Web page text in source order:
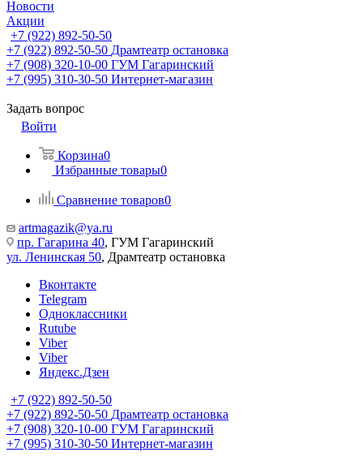
Новости
Акции
+7 (922) 892-50-50
+7 (922) 892-50-50 Драмтеатр остановка
+7 (908) 320-10-00 ГУМ Гагаринский
+7 (995) 310-30-50 Интернет-магазин
Задать вопрос
Войти
Корзина0
Избранные товары0
Сравнение товаров0
artmagazik@ya.ru
пр. Гагарина 40, ГУМ Гагаринский
ул. Ленинская 50, Драмтеатр остановка
Вконтакте
Telegram
Одноклассники
Rutube
Viber
Viber
Яндекс.Дзен
+7 (922) 892-50-50
+7 (922) 892-50-50 Драмтеатр остановка
+7 (908) 320-10-00 ГУМ Гагаринский
+7 (995) 310-30-50 Интернет-магазин